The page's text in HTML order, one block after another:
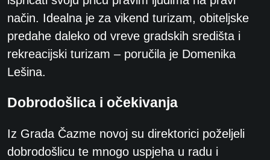
način. Idealna je za vikend turizam, obiteljske
predahe daleko od vreve gradskih središta i
rekreacijski turizam – poručila je Domenika
Lešina.
Dobrodošlica i očekivanja
Iz Grada Čazme novoj su direktorici poželjeli
dobrodošlicu te mnogo uspjeha u radu i